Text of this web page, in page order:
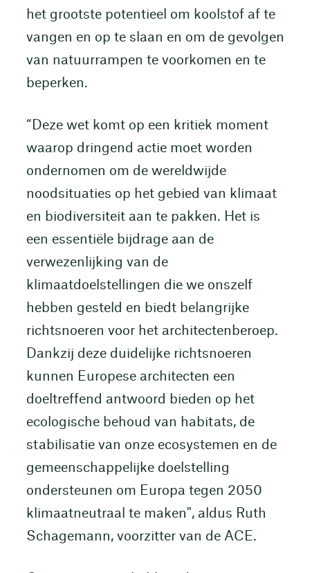
het grootste potentieel om koolstof af te
vangen en op te slaan en om de gevolgen
van natuurrampen te voorkomen en te
beperken.
“Deze wet komt op een kritiek moment
waarop dringend actie moet worden
ondernomen om de wereldwijde
noodsituaties op het gebied van klimaat
en biodiversiteit aan te pakken. Het is
een essentiële bijdrage aan de
verwezenlijking van de
klimaatdoelstellingen die we onszelf
hebben gesteld en biedt belangrijke
richtsnoeren voor het architectenberoep.
Dankzij deze duidelijke richtsnoeren
kunnen Europese architecten een
doeltreffend antwoord bieden op het
ecologische behoud van habitats, de
stabilisatie van onze ecosystemen en de
gemeenschappelijke doelstelling
ondersteunen om Europa tegen 2050
klimaatneutraal te maken", aldus Ruth
Schagemann, voorzitter van de ACE.